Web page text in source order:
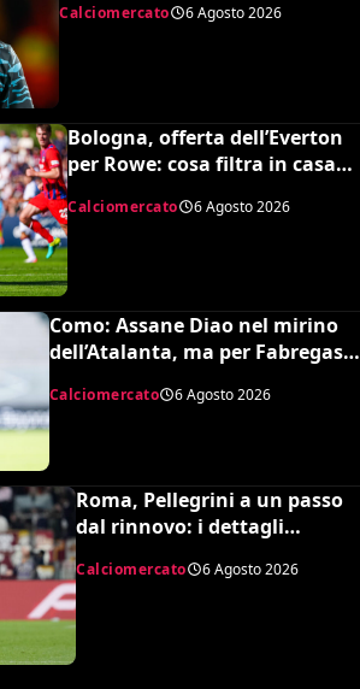
Calciomercato 6 Agosto 2026
Bologna, offerta dell’Everton
per Rowe: cosa filtra in casa
Calciomercato 6 Agosto 2026
Como: Assane Diao nel mirino
dell’Atalanta, ma per Fabregas
Calciomercato 6 Agosto 2026
Roma, Pellegrini a un passo
dal rinnovo: i dettagli
Calciomercato 6 Agosto 2026